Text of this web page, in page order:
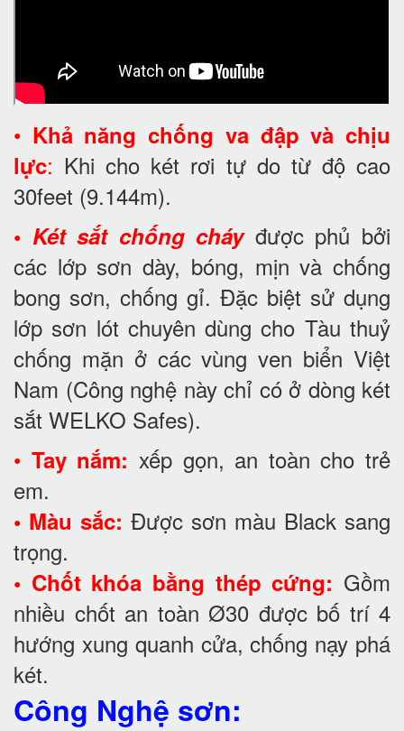
• Khả năng chống va đập và chịu
lực: Khi cho két rơi tự do từ độ cao
30feet (9.144m).
• Két sắt chống cháyđược phủ bởi
các lớp sơn dày, bóng, mịn và chống
bong sơn, chống gỉ. Đặc biệt sử dụng
lớp sơn lót chuyên dùng cho Tàu thuỷ
chống mặn ở các vùng ven biển Việt
Nam (Công nghệ này chỉ có ở dòng két
sắt WELKO Safes).
• Tay nắm: xếp gọn, an toàn cho trẻ
em.
• Màu sắc: Được sơn màu Black sang
trọng.
• Chốt khóa bằng thép cứng: Gồm
nhiều chốt an toàn Ø30 được bố trí 4
hướng xung quanh cửa, chống nạy phá
két.
Công Nghệ sơn: